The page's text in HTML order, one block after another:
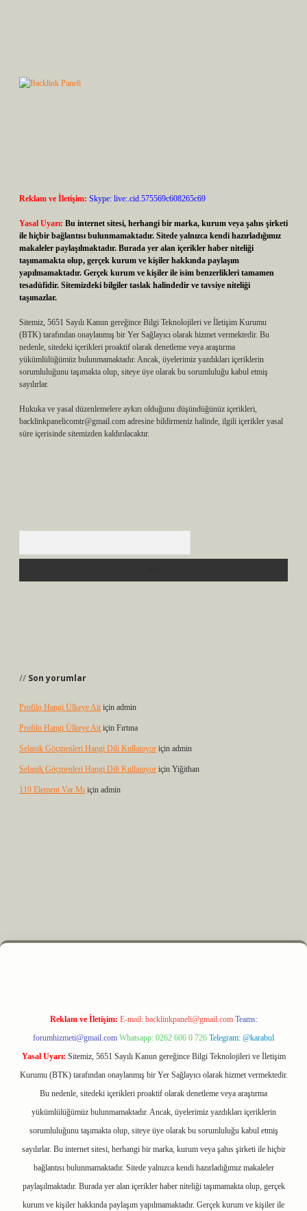
Reklam ve İletişim: Skype: live:.cid.575569c608265c69
Yasal Uyarı: Bu internet sitesi, herhangi bir marka, kurum veya şahıs şirketi
ile hiçbir bağlantısı bulunmamaktadır. Sitede yalnızca kendi hazırladığımız
makaleler paylaşılmaktadır. Burada yer alan içerikler haber niteliği
taşımamakta olup, gerçek kurum ve kişiler hakkında paylaşım
yapılmamaktadır. Gerçek kurum ve kişiler ile isim benzerlikleri tamamen
tesadüfidir. Sitemizdeki bilgiler taslak halindedir ve tavsiye niteliği
taşımazlar.
Sitemiz, 5651 Sayılı Kanun gereğince Bilgi Teknolojileri ve İletişim Kurumu
(BTK) tarafından onaylanmış bir Yer Sağlayıcı olarak hizmet vermektedir. Bu
nedenle, sitedeki içerikleri proaktif olarak denetleme veya araştırma
yükümlülüğümüz bulunmamaktadır. Ancak, üyelerimiz yazdıkları içeriklerin
sorumluluğunu taşımakta olup, siteye üye olarak bu sorumluluğu kabul etmiş
sayılırlar.
Hukuka ve yasal düzenlemelere aykırı olduğunu düşündüğünüz içerikleri,
backlinkpanelicomtr@gmail.com adresine bildirmeniz halinde, ilgili içerikler yasal
süre içerisinde sitemizden kaldırılacaktır.
Son yorumlar
Profilo Hangi Ülkeye Ait için admin
Profilo Hangi Ülkeye Ait için Fırtına
Selanik Göçmenleri Hangi Dili Kullanıyor için admin
Selanik Göçmenleri Hangi Dili Kullanıyor için Yiğithan
119 Element Var Mı için admin
elexbet
Reklam ve İletişim: E-mail: backlinkpaneli@gmail.com Teams:
forumhizmeti@gmail.com Whatsapp: 0262 606 0 726 Telegram: @karabul
Yasal Uyarı: Sitemiz, 5651 Sayılı Kanun gereğince Bilgi Teknolojileri ve İletişim
Kurumu (BTK) tarafından onaylanmış bir Yer Sağlayıcı olarak hizmet vermektedir.
Bu nedenle, sitedeki içerikleri proaktif olarak denetleme veya araştırma
yükümlülüğümüz bulunmamaktadır. Ancak, üyelerimiz yazdıkları içeriklerin
sorumluluğunu taşımakta olup, siteye üye olarak bu sorumluluğu kabul etmiş
sayılırlar. Bu internet sitesi, herhangi bir marka, kurum veya şahıs şirketi ile hiçbir
bağlantısı bulunmamaktadır. Sitede yalnızca kendi hazırladığımız makaleler
paylaşılmaktadır. Burada yer alan içerikler haber niteliği taşımamakta olup, gerçek
kurum ve kişiler hakkında paylaşım yapılmamaktadır. Gerçek kurum ve kişiler ile